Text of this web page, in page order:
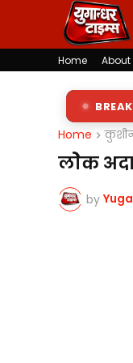
Home About
से बदसलूकी के आरोप
Home
लोेक
by